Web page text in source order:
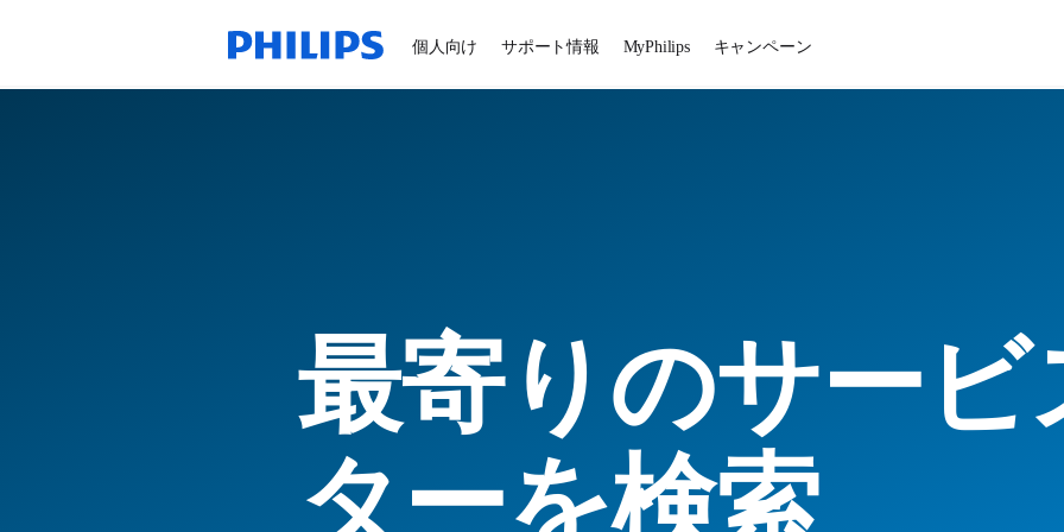
個人向け サポート情報 MyPhilips キャンペーン
最寄りのサービ
ターを検索